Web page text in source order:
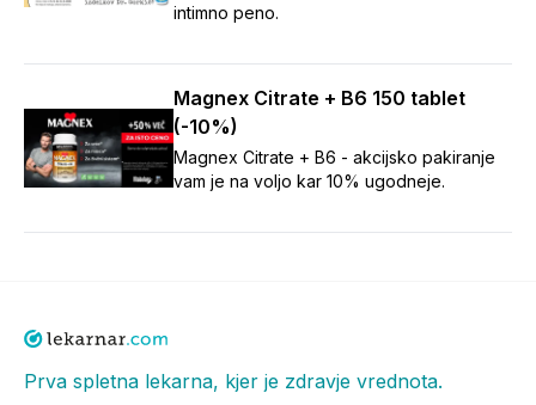
intimno peno.
Magnex Citrate + B6 150 tablet
(-10%)
Magnex Citrate + B6 - akcijsko pakiranje
vam je na voljo kar 10% ugodneje.
Prva spletna lekarna, kjer je zdravje vrednota.